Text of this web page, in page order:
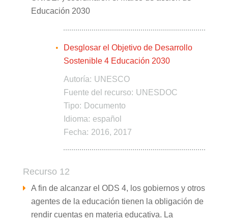
Educación 2030
Desglosar el Objetivo de Desarrollo
Sostenible 4 Educación 2030
Autoría: UNESCO
Fuente del recurso: UNESDOC
Tipo: Documento
Idioma: español
Fecha: 2016, 2017
Recurso 12
A fin de alcanzar el ODS 4, los gobiernos y otros
agentes de la educación tienen la obligación de
rendir cuentas en materia educativa. La